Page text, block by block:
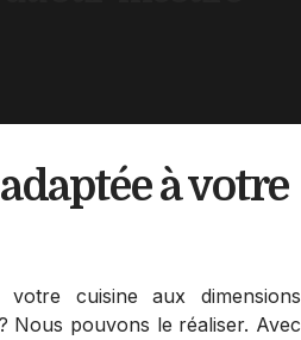
à votre
votre cuisine aux dimensions
Nous pouvons le réaliser. Avec